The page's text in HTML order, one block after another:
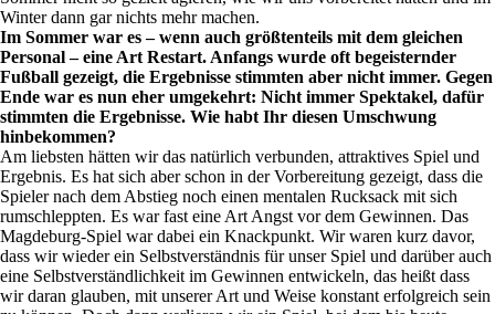
Winter dann gar nichts mehr machen.
Im Sommer war es – wenn auch größtenteils mit dem gleichen
Personal – eine Art Restart. Anfangs wurde oft begeisternder
Fußball gezeigt, die Ergebnisse stimmten aber nicht immer. Gegen
Ende war es nun eher umgekehrt: Nicht immer Spektakel, dafür
stimmten die Ergebnisse. Wie habt Ihr diesen Umschwung
hinbekommen?
Am liebsten hätten wir das natürlich verbunden, attraktives Spiel und
Ergebnis. Es hat sich aber schon in der Vorbereitung gezeigt, dass die
Spieler nach dem Abstieg noch einen mentalen Rucksack mit sich
rumschleppten. Es war fast eine Art Angst vor dem Gewinnen. Das
Magdeburg-Spiel war dabei ein Knackpunkt. Wir waren kurz davor,
dass wir wieder ein Selbstverständnis für unser Spiel und darüber auch
eine Selbstverständlichkeit im Gewinnen entwickeln, das heißt dass
wir daran glauben, mit unserer Art und Weise konstant erfolgreich sein